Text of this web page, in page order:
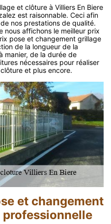
et clôture à Villiers En Biere
est raisonnable. Ceci afin
nos prestations de qualité.
nous affichons le meilleur prix
pose et changement grillage
de la longueur de la
manier, de la durée de
nécessaires pour réaliser
et plus encore.
et changement